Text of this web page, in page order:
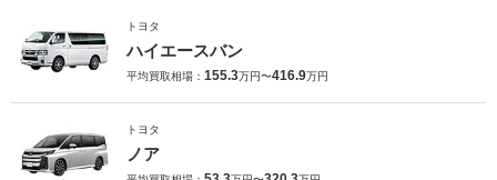
トヨタ
ハイエースバン
平均買取相場： 155.3万円〜416.9万円
トヨタ
ノア